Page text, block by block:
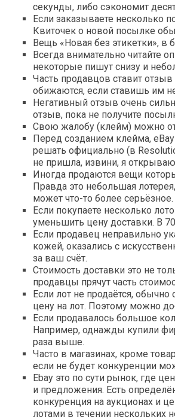
секунды, либо сэкономит
Если заказываете несколько
Квиточек о новой посылке
Вещь «Новая без этикетки», в
Всегда внимательно читайте
некоторые пишут снизу и
Часть продавцов ставит
обижаются, если ставишь им
Негативный отзыв очень
отзыв, пока не получите
Свою жалобу (клейм) можно
Перед созданием клейма,
решать официально (в
не пришла, извини, я
Иногда продаются вещи
Правда это небольшая
может что-то более серьёзное.
Если покупаете несколько
уменьшить цену доставки. В
Если продавец неправильно
кожей, оказались с
за ваш счёт.
Стоимость доставки это не
продавцы прячут часть
Если лот не продаётся,
цену на лот. Поэтому можно
Если продавалось большое
Например, однажды купили
раза выше.
Часто в магазинах, кроме
если не будет конкуренции
Ebay это по сути рынок, где
и предложения. Есть
конкуренция на аукционах и
лотами в течении нескольких